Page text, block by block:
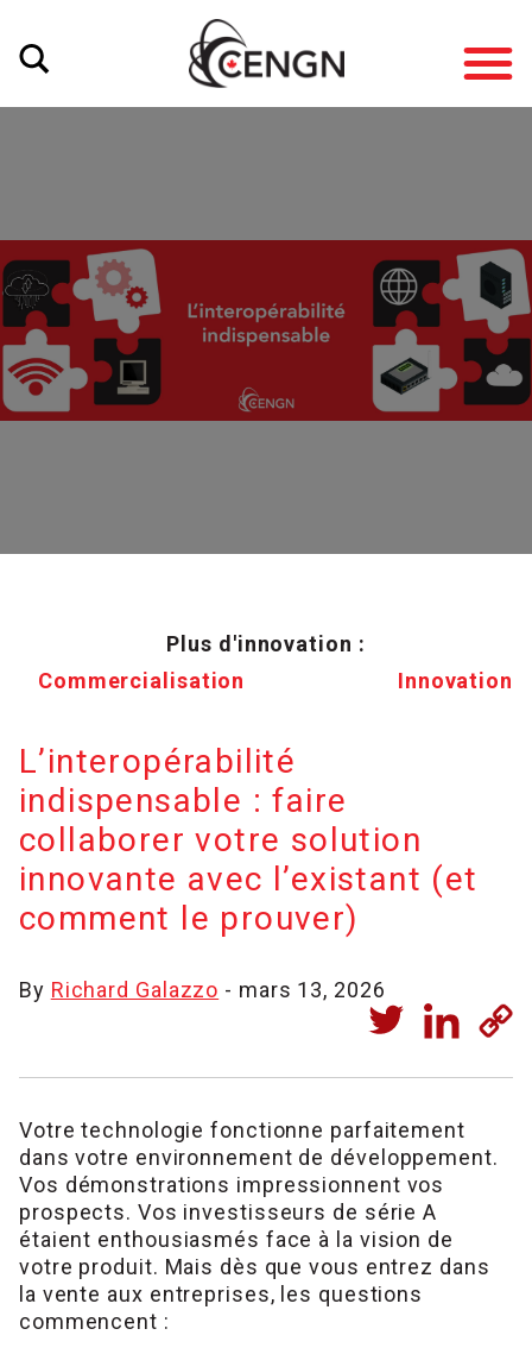
Plus d'innovation :
Commercialisation
Innovation
L’interopérabilité
indispensable : faire
collaborer votre solution
innovante avec l’existant (et
comment le prouver)
By Richard Galazzo - mars 13, 2026
Votre technologie fonctionne parfaitement
dans votre environnement de développement.
Vos démonstrations impressionnent vos
prospects. Vos investisseurs de série A
étaient enthousiasmés face à la vision de
votre produit. Mais dès que vous entrez dans
la vente aux entreprises, les questions
commencent :